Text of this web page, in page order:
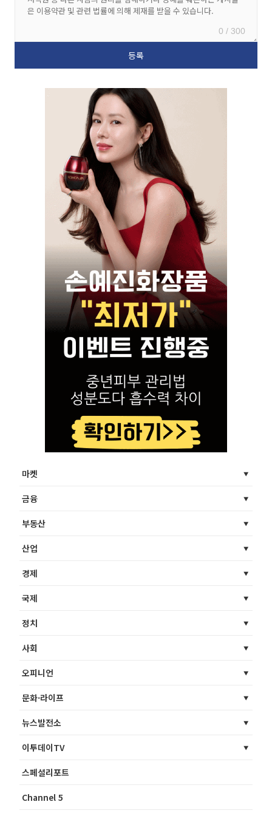
0 / 300
마켓
금융
부동산
산업
경제
국제
정치
사회
오피니언
문화·라이프
뉴스발전소
이투데이TV
스페셜리포트
Channel 5